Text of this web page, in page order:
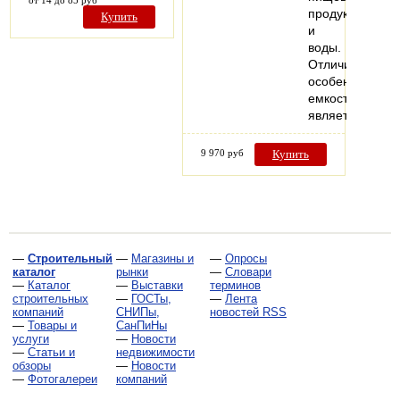
Купить
продуктов
и
воды.
Отличительной
особенностью
емкости
является…
9 970 руб Купить
— Строительный
каталог
— Каталог
строительных
компаний
— Товары и
услуги
— Статьи и
обзоры
— Фотогалереи
— Магазины и
рынки
— Выставки
— ГОСТы,
СНИПы,
СанПиНы
— Новости
недвижимости
— Новости
компаний
— Опросы
— Словари
терминов
— Лента
новостей RSS